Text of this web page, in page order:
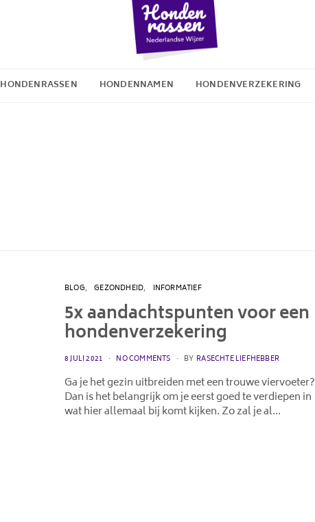
HONDENRASSEN HONDENNAMEN HONDENVERZEKERING
BLOG GEZONDHEID INFORMATIEF
5x aandachtspunten voor een
hondenverzekering
POSTED
8 JULI 2021 NO COMMENTS BY RASECHTE LIEFHEBBER
Ga je het gezin uitbreiden met een trouwe viervoeter?
Dan is het belangrijk om je eerst goed te verdiepen in
wat hier allemaal bij komt kijken. Zo zal je al…